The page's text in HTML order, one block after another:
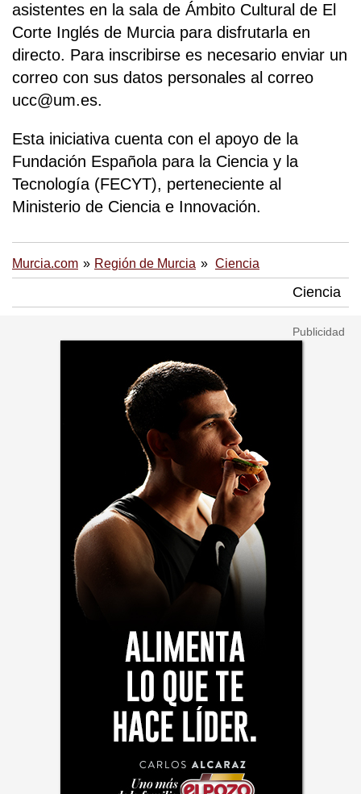
asistentes en la sala de Ámbito Cultural de El
Corte Inglés de Murcia para disfrutarla en
directo. Para inscribirse es necesario enviar un
correo con sus datos personales al correo
ucc@um.es.
Esta iniciativa cuenta con el apoyo de la
Fundación Española para la Ciencia y la
Tecnología (FECYT), perteneciente al
Ministerio de Ciencia e Innovación.
Murcia.com Región de Murcia Ciencia
Ciencia